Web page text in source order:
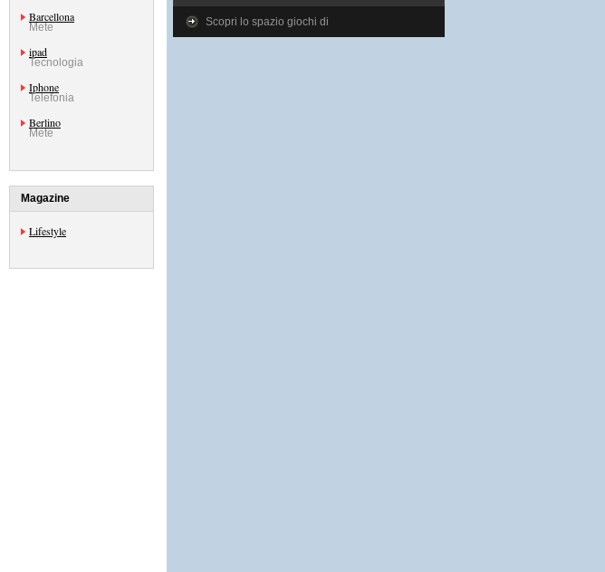
Barcellona
Mete
ipad
Tecnologia
Iphone
Telefonia
Berlino
Mete
Magazine
Lifestyle
Scopri lo spazio giochi di